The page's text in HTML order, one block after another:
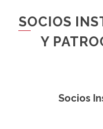
SOCIOS
Y
Socios